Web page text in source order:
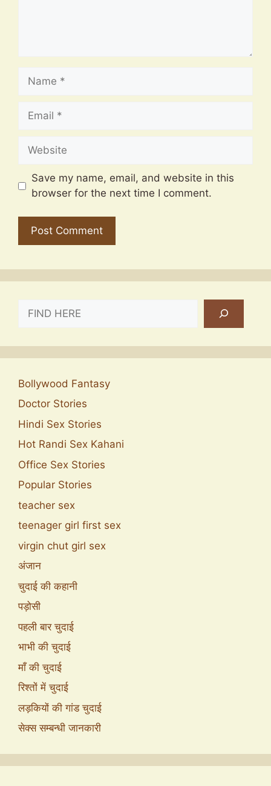
Name
Email
Website
Save my name, email, and website in this
browser for the next time I comment.
Bollywood Fantasy
Doctor Stories
Hindi Sex Stories
Hot Randi Sex Kahani
Office Sex Stories
Popular Stories
teacher sex
teenager girl first sex
virgin chut girl sex
अंजान
चुदाई की कहानी
पड़ोसी
पहली बार चुदाई
भाभी की चुदाई
माँ की चुदाई
रिश्तों में चुदाई
लड़कियों की गांड चुदाई
सेक्स सम्बन्धी जानकारी